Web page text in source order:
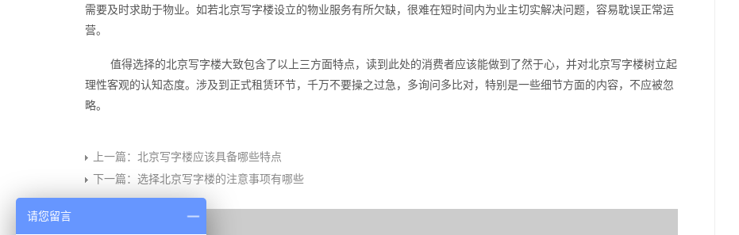
需要及时求助于物业。如若北京写字楼设立的物业服务有所欠缺，很难在短时间内为业主切实解决问题，容易耽误正常运
营。
值得选择的北京写字楼大致包含了以上三方面特点，读到此处的消费者应该能做到了然于心，并对北京写字楼树立起
理性客观的认知态度。涉及到正式租赁环节，千万不要操之过急，多询问多比对，特别是一些细节方面的内容，不应被忽
略。
上一篇： 北京写字楼应该具备哪些特点
下一篇： 选择北京写字楼的注意事项有哪些
请您留言